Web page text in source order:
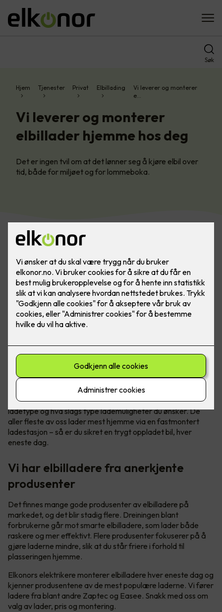
Søk
Hjem Tjenester Privat Elbillading
Vi leverer og monterer
e…
Vi leverer og monterer
elbillader hjemme hos deg
Det er ingen tvil om at det lønner seg å kjøre elbil over
tid, både for miljøet og for lommeboka.
Bilde: Easee
Når du kjøper elbil har du et par ting å tenke på, blant annet
ladetype og hva slags type lademuligheter du ønsker. De
aller fleste av oss lader mest hjemme via en fastmontert
ladestasjon – så er du sikret en trygt oppladet bil, hver
eneste dag.
Vi har elbilladere fra anerkjente
produsenter
Det finnes mange gode produsenter av elbilladere på
markedet, og det blir stadig flere. Dreiningen blant
forbrukerne går mot smarte elbilladere, som lader både
raskere og mer effektivt. Flere produsenter fokuserer på å
gjøre laderne mindre, slik at du står friere i forhold til
plasseringen hjemme.
Elkonors elektrikere monterer elbilladere hver eneste dag og
kjenner produsentene av de mest populære laderne. Vi fører
ladere fra blant andre Zaptec og Easee. Snakk med oss om
valg av lader, pris og montering.